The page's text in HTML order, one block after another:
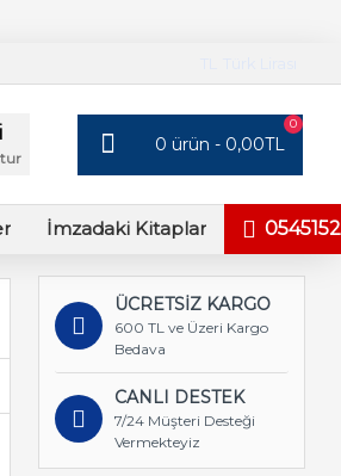
0 ürün - 0,00TL
0
İmzadaki Kitaplar
ÜCRETSİZ KARGO
600 TL ve Üzeri Kargo
Bedava
CANLI DESTEK
7/24 Müşteri Desteği
Vermekteyiz